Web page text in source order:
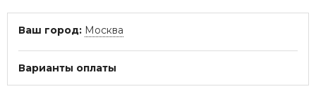
Ваш город: Москва
Варианты оплаты